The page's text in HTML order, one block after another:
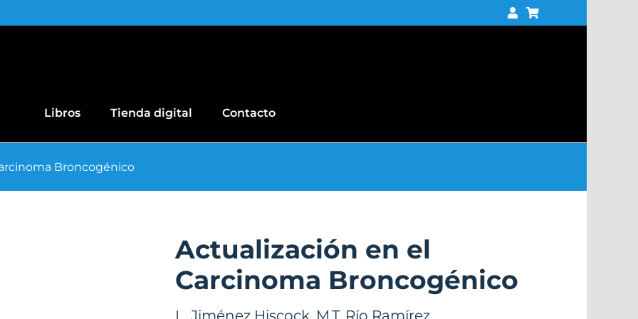
Libros Tienda digital Contacto
Broncogénico
Actualización en el
Carcinoma Broncogénico
L. Jiménez Hiscock, M.T. Río Ramírez